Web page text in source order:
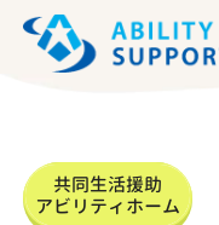
共同生活援助
アビリティホーム